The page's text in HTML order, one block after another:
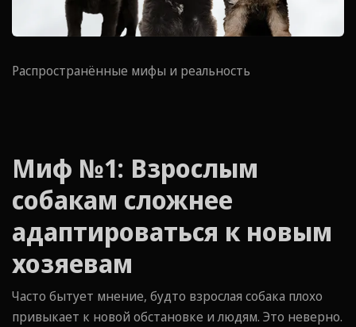
Распространённые мифы и реальность
Миф №1: Взрослым
собакам сложнее
адаптироваться к новым
хозяевам
Часто бытует мнение, будто взрослая собака плохо
привыкает к новой обстановке и людям. Это неверно.